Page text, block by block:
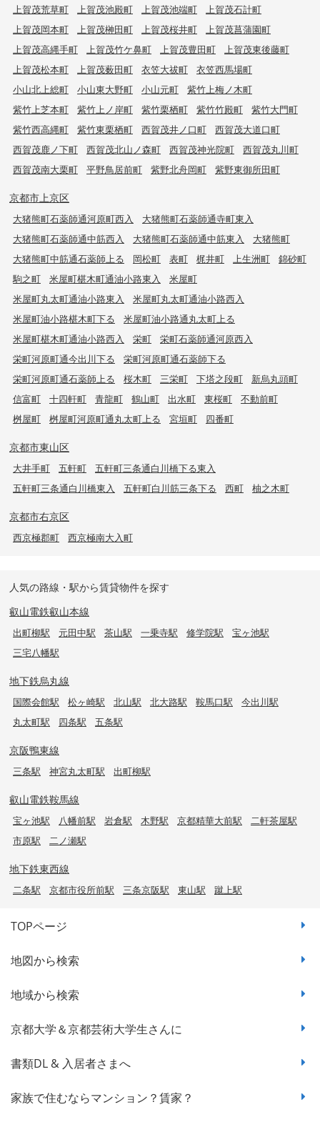
上賀茂荒草町
上賀茂池殿町 上賀茂池端町
上賀茂石計町
上賀茂岡本町
上賀茂榊田町 上賀茂桜井町
上賀茂菖蒲園町
上賀茂高縄手町
上賀茂竹ケ鼻町 上賀茂豊田町
上賀茂東後藤町
上賀茂松本町
上賀茂薮田町 衣笠大祓町
衣笠西馬場町
小山北上総町
小山東大野町 小山元町
紫竹上梅ノ木町
紫竹上芝本町
紫竹上ノ岸町 紫竹栗栖町 紫竹竹殿町
紫竹大門町
紫竹西高縄町
紫竹東栗栖町 西賀茂井ノ口町
西賀茂大道口町
西賀茂鹿ノ下町
西賀茂北山ノ森町 西賀茂神光院町
西賀茂丸川町
西賀茂南大栗町
平野鳥居前町 紫野北舟岡町 紫野東御所田町
京都市上京区
大猪熊町石薬師通河原町西入
大猪熊町石薬師通寺町東入
大猪熊町石薬師通中筋西入
大猪熊町石薬師通中筋東入
大猪熊町
大猪熊町中筋通石薬師上る
岡松町 表町 梶井町 上生洲町
錦砂町
駒之町
米屋町椹木町通油小路東入
米屋町
米屋町丸太町通油小路東入
米屋町丸太町通油小路西入
米屋町油小路椹木町下る
米屋町油小路通丸太町上る
米屋町椹木町通油小路西入
栄町
栄町石薬師通河原西入
栄町河原町通今出川下る
栄町河原町通石薬師下る
栄町河原町通石薬師上る
桜木町 三栄町 下塔之段町
新烏丸頭町
信富町
十四軒町 青龍町 鶴山町 出水町 東桜町
不動前町
桝屋町
桝屋町河原町通丸太町上る 宮垣町 四番町
京都市東山区
大井手町 五軒町
五軒町三条通白川橋下る東入
五軒町三条通白川橋東入
五軒町白川筋三条下る 西町 柚之木町
京都市右京区
西京極郡町 西京極南大入町
人気の路線・駅から賃貸物件を探す
叡山電鉄叡山本線
出町柳駅 元田中駅 茶山駅 一乗寺駅 修学院駅
宝ヶ池駅
三宅八幡駅
地下鉄烏丸線
国際会館駅 松ヶ崎駅 北山駅 北大路駅 鞍馬口駅
今出川駅
丸太町駅
四条駅 五条駅
京阪鴨東線
三条駅 神宮丸太町駅 出町柳駅
叡山電鉄鞍馬線
宝ヶ池駅 八幡前駅 岩倉駅 木野駅 京都精華大前駅
二軒茶屋駅
市原駅
二ノ瀬駅
地下鉄東西線
二条駅 京都市役所前駅 三条京阪駅 東山駅 蹴上駅
TOPページ
地図から検索
地域から検索
京都大学＆京都芸術大学生さんに
書類DL & 入居者さまへ
家族で住むならマンション？賃家？